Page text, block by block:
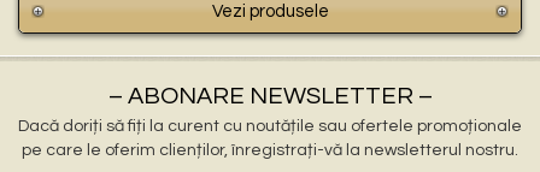
Vezi produsele
– ABONARE NEWSLETTER –
Dacă doriți să fiți la curent cu noutățile sau ofertele promoționale
pe care le oferim clienților, înregistrați-vă la newsletterul nostru.